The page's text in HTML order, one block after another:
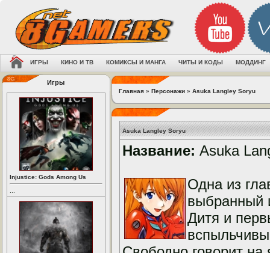
ИГРЫ КИНО И ТВ КОМИКСЫ И МАНГА ЧИТЫ И КОДЫ МОДДИНГ
Игры
Injustice: Gods Among Us
Главная » Персонажи » Asuka Langley Soryu
Asuka Langley Soryu
Название: Asuka
Одна из
выбранный
Дитя и